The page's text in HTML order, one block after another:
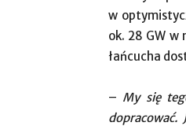
w
ok. 28 GW
łańcucha
– My się